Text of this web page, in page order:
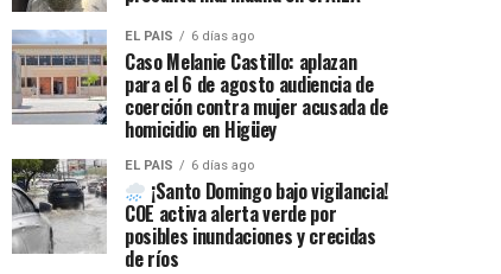
EL PAIS 6 días ago
Caso Melanie Castillo: aplazan
para el 6 de agosto audiencia de
coerción contra mujer acusada de
homicidio en Higüey
EL PAIS 6 días ago
¡Santo Domingo bajo vigilancia!
COE activa alerta verde por
posibles inundaciones y crecidas
de ríos